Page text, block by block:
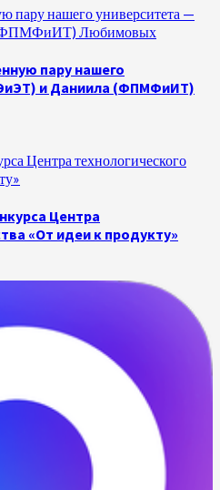
пару нашего университета —
Любимовых
пару нашего
и Даниила (ФПМФиИТ)
Центра технологического
Центра
«От идеи к продукту»